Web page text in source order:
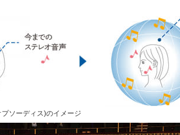
ソーディス)のイメージ